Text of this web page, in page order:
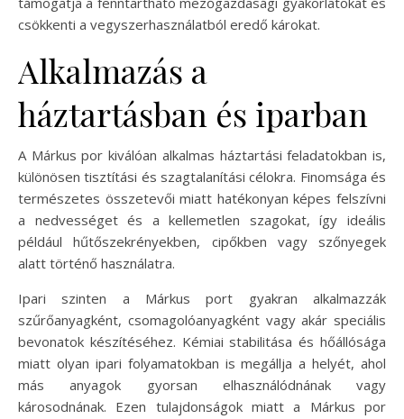
csökkenti a vegyszerhasználatból eredő károkat.
Alkalmazás a
háztartásban és iparban
A Márkus por kiválóan alkalmas háztartási feladatokban is,
különösen tisztítási és szagtalanítási célokra. Finomsága és
természetes összetevői miatt hatékonyan képes felszívni
a nedvességet és a kellemetlen szagokat, így ideális
például hűtőszekrényekben, cipőkben vagy szőnyegek
alatt történő használatra.
Ipari szinten a Márkus port gyakran alkalmazzák
szűrőanyagként, csomagolóanyagként vagy akár speciális
bevonatok készítéséhez. Kémiai stabilitása és hőállósága
miatt olyan ipari folyamatokban is megállja a helyét, ahol
más anyagok gyorsan elhasználódnának vagy
károsodnának. Ezen tulajdonságok miatt a Márkus por